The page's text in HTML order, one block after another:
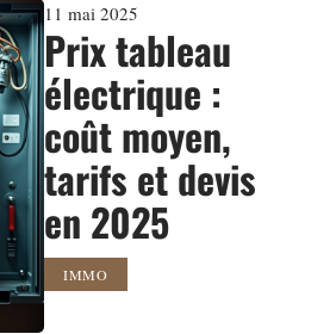
11 mai 2025
Prix tableau
électrique :
coût moyen,
tarifs et devis
en 2025
IMMO